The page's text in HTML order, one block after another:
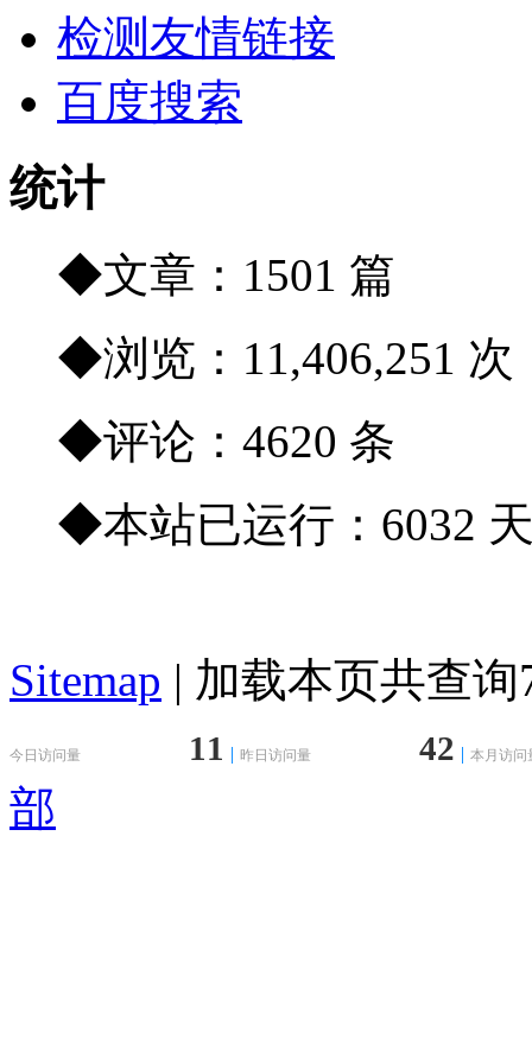
检测友情链接
百度搜索
统计
◆文章：1501 篇
◆浏览：11,406,251 次
◆评论：4620 条
◆本站已运行：6032
Sitemap | 加载本页共查
今日访问量 11 昨日访问量 42 本月访问
部